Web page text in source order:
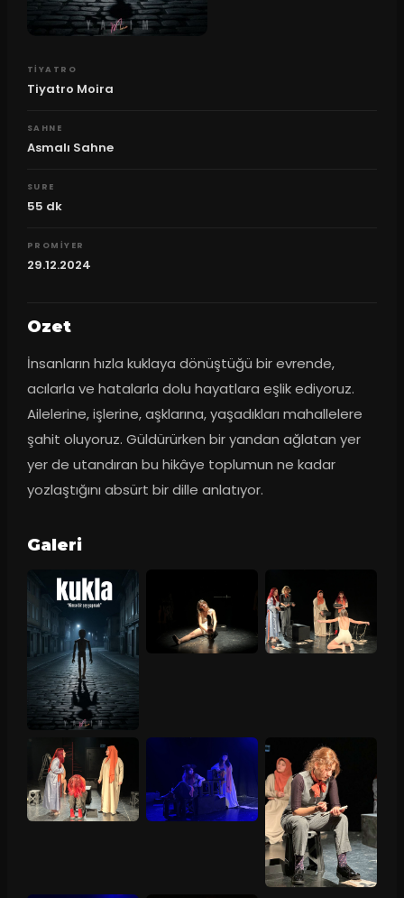
TIYATRO
Tiyatro Moira
SAHNE
Asmalı Sahne
SURE
55 dk
PROMIYER
29.12.2024
Ozet
İnsanların hızla kuklaya dönüştüğü bir evrende,
acılarla ve hatalarla dolu hayatlara eşlik ediyoruz.
Ailelerine, işlerine, aşklarına, yaşadıkları mahallelere
şahit oluyoruz. Güldürürken bir yandan ağlatan yer
yer de utandıran bu hikâye toplumun ne kadar
yozlaştığını absürt bir dille anlatıyor.
Galeri